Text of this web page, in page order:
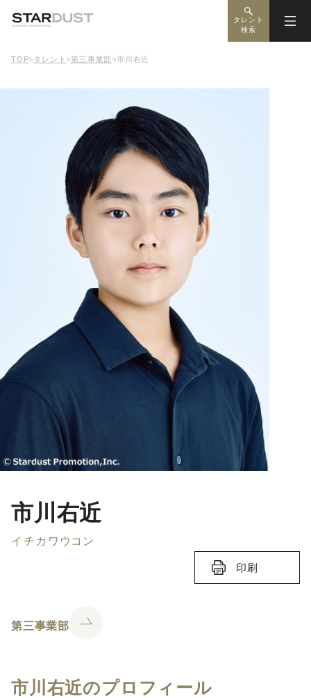
タレント
検索
TOP> タレント>第三事業部>市川右近
市川右近
イチカワウコン
印刷
第三事業部
市川右近のプロフィール